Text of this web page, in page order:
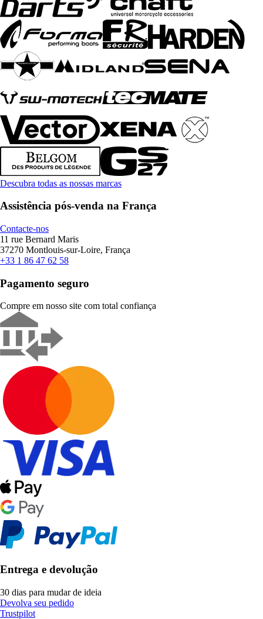
Descubra todas as nossas marcas
Assistência pós-venda na França
Contacte-nos
11 rue Bernard Maris
37270 Montlouis-sur-Loire, França
+33 1 86 47 62 58
Pagamento seguro
Compre em nosso site com total confiança
Entrega e devolução
30 dias para mudar de ideia
Devolva seu pedido
Trustpilot